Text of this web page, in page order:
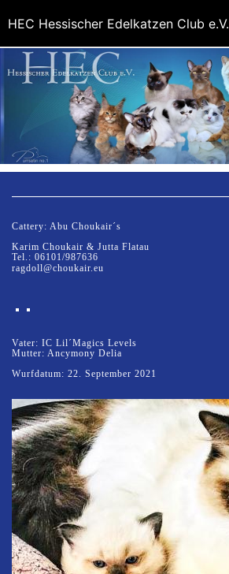
Cattery: Abu Choukair´s
Karim Choukair & Jutta Flatau
Tel.: 06101/987636
ragdoll@choukair.eu
Vater: IC Lil´Magics Levels
Mutter: Ancymony Delia
Wurfdatum: 22. September 2021
HEC Hessischer Edelkatzen Club e.V.